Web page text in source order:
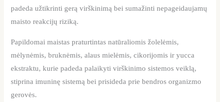
padeda užtikrinti gerą virškinimą bei sumažinti nepageidaujamų
maisto reakcijų riziką.
Papildomai maistas praturtintas natūraliomis žolelėmis,
mėlynėmis, bruknėmis, alaus mielėmis, cikorijomis ir yucca
ekstraktu, kurie padeda palaikyti virškinimo sistemos veiklą,
stiprina imuninę sistemą bei prisideda prie bendros organizmo
gerovės.